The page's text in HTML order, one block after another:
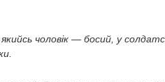
чоловік — босий, у